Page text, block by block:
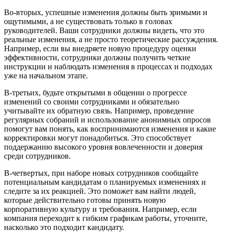
Во-вторых, успешные изменения должны быть зримыми и
ощутимыми, а не существовать только в головах
руководителей. Ваши сотрудники должны видеть, что это
реальные изменения, а не просто теоретические рассуждения.
Например, если вы внедряете новую процедуру оценки
эффективности, сотрудники должны получить четкие
инструкции и наблюдать изменения в процессах и подходах
уже на начальном этапе.
В-третьих, будьте открытыми в общении о прогрессе
изменений со своими сотрудниками и обязательно
учитывайте их обратную связь. Например, проведение
регулярных собраний и использование анонимных опросов
помогут вам понять, как воспринимаются изменения и какие
корректировки могут понадобиться. Это способствует
поддержанию высокого уровня вовлеченности и доверия
среди сотрудников.
В-четвертых, при наборе новых сотрудников сообщайте
потенциальным кандидатам о планируемых изменениях и
следите за их реакцией. Это поможет вам найти людей,
которые действительно готовы принять новую
корпоративную культуру и требования. Например, если
компания переходит к гибким графикам работы, уточните,
насколько это подходит кандидату.